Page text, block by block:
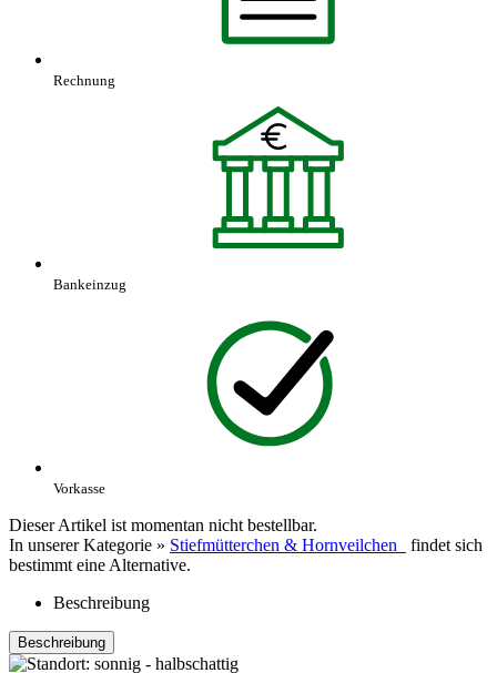
Rechnung
Bankeinzug
Vorkasse
Dieser Artikel ist momentan nicht bestellbar.
In unserer Kategorie » Stiefmütterchen & Hornveilchen
findet sich
bestimmt eine Alternative.
Beschreibung
Beschreibung